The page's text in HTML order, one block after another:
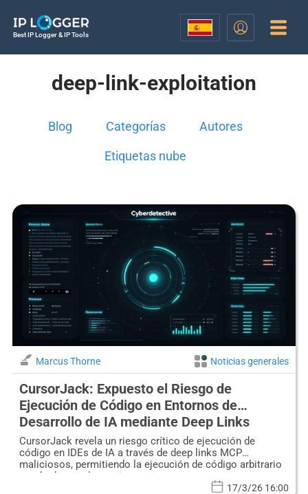
Best IP Logger & IP Tools
deep-link-exploitation
Blog Categorías Autores
Etiquetas nube
Marcus Thorne Noticias generales
CursorJack: Expuesto el Riesgo de
Ejecución de Código en Entornos de
Desarrollo de IA mediante Deep Links
Maliciosos
CursorJack revela un riesgo crítico de ejecución de
código en IDEs de IA a través de deep links MCP
maliciosos, permitiendo la ejecución de código arbitrario
aprobada por el usuario.
17/3/26 16:00